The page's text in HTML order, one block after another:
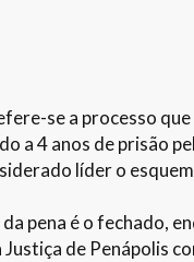
se a processo
a 4 anos de prisão
líder o
pena é o fechado,
de Penápolis